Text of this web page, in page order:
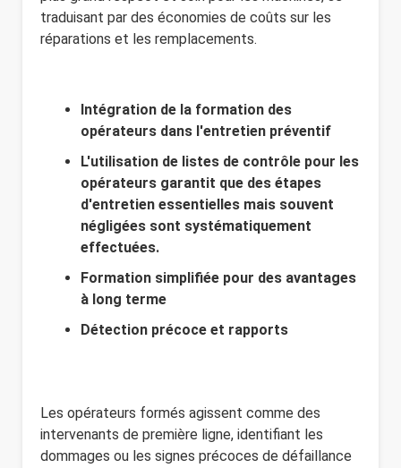
traduisant par des économies de coûts sur les
réparations et les remplacements.
Intégration de la formation des
opérateurs dans l'entretien préventif
L'utilisation de listes de contrôle pour les
opérateurs garantit que des étapes
d'entretien essentielles mais souvent
négligées sont systématiquement
effectuées.
Formation simplifiée pour des avantages
à long terme
Détection précoce et rapports
Les opérateurs formés agissent comme des
intervenants de première ligne, identifiant les
dommages ou les signes précoces de défaillance